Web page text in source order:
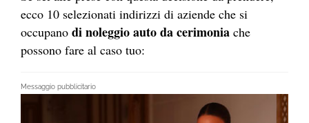
ecco 10 selezionati indirizzi di aziende che si
occupano di noleggio auto da cerimonia che
possono fare al caso tuo:
Messaggio pubblicitario